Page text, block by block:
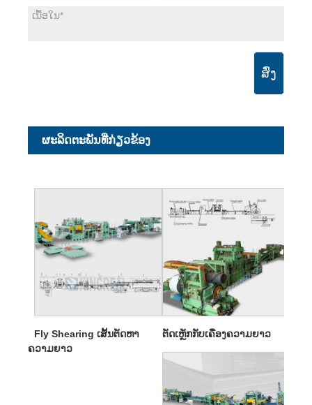
ສົ່ງ
ຜະ​ລິດ​ຕະ​ພັນ​ທີ່​ກ່ຽວ​ຂ້ອງ
Fly Shearing ເສັ້ນຕັດຫາ
ຄວາມຍາວ
ຕັດເຫຼັກກັບເຄື່ອງຄວາມຍາວ